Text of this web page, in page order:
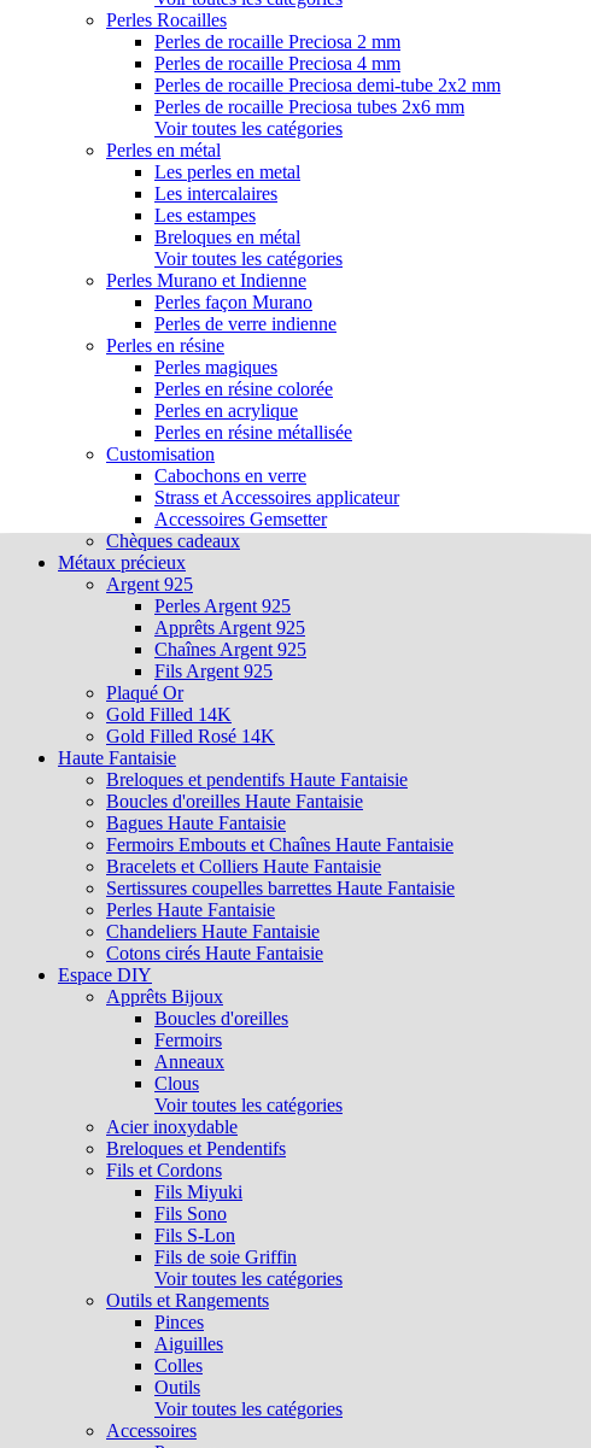
Perles Rocailles
Perles de rocaille Preciosa 2 mm
Perles de rocaille Preciosa 4 mm
Perles de rocaille Preciosa demi-tube 2x2 mm
Perles de rocaille Preciosa tubes 2x6 mm
Voir toutes les catégories
Perles en métal
Les perles en metal
Les intercalaires
Les estampes
Breloques en métal
Voir toutes les catégories
Perles Murano et Indienne
Perles façon Murano
Perles de verre indienne
Perles en résine
Perles magiques
Perles en résine colorée
Perles en acrylique
Perles en résine métallisée
Customisation
Cabochons en verre
Strass et Accessoires applicateur
Accessoires Gemsetter
Chèques cadeaux
Métaux précieux
Argent 925
Perles Argent 925
Apprêts Argent 925
Chaînes Argent 925
Fils Argent 925
Plaqué Or
Gold Filled 14K
Gold Filled Rosé 14K
Haute Fantaisie
Breloques et pendentifs Haute Fantaisie
Boucles d'oreilles Haute Fantaisie
Bagues Haute Fantaisie
Fermoirs Embouts et Chaînes Haute Fantaisie
Bracelets et Colliers Haute Fantaisie
Sertissures coupelles barrettes Haute Fantaisie
Perles Haute Fantaisie
Chandeliers Haute Fantaisie
Cotons cirés Haute Fantaisie
Espace DIY
Apprêts Bijoux
Boucles d'oreilles
Fermoirs
Anneaux
Clous
Voir toutes les catégories
Acier inoxydable
Breloques et Pendentifs
Fils et Cordons
Fils Miyuki
Fils Sono
Fils S-Lon
Fils de soie Griffin
Voir toutes les catégories
Outils et Rangements
Pinces
Aiguilles
Colles
Outils
Voir toutes les catégories
Accessoires